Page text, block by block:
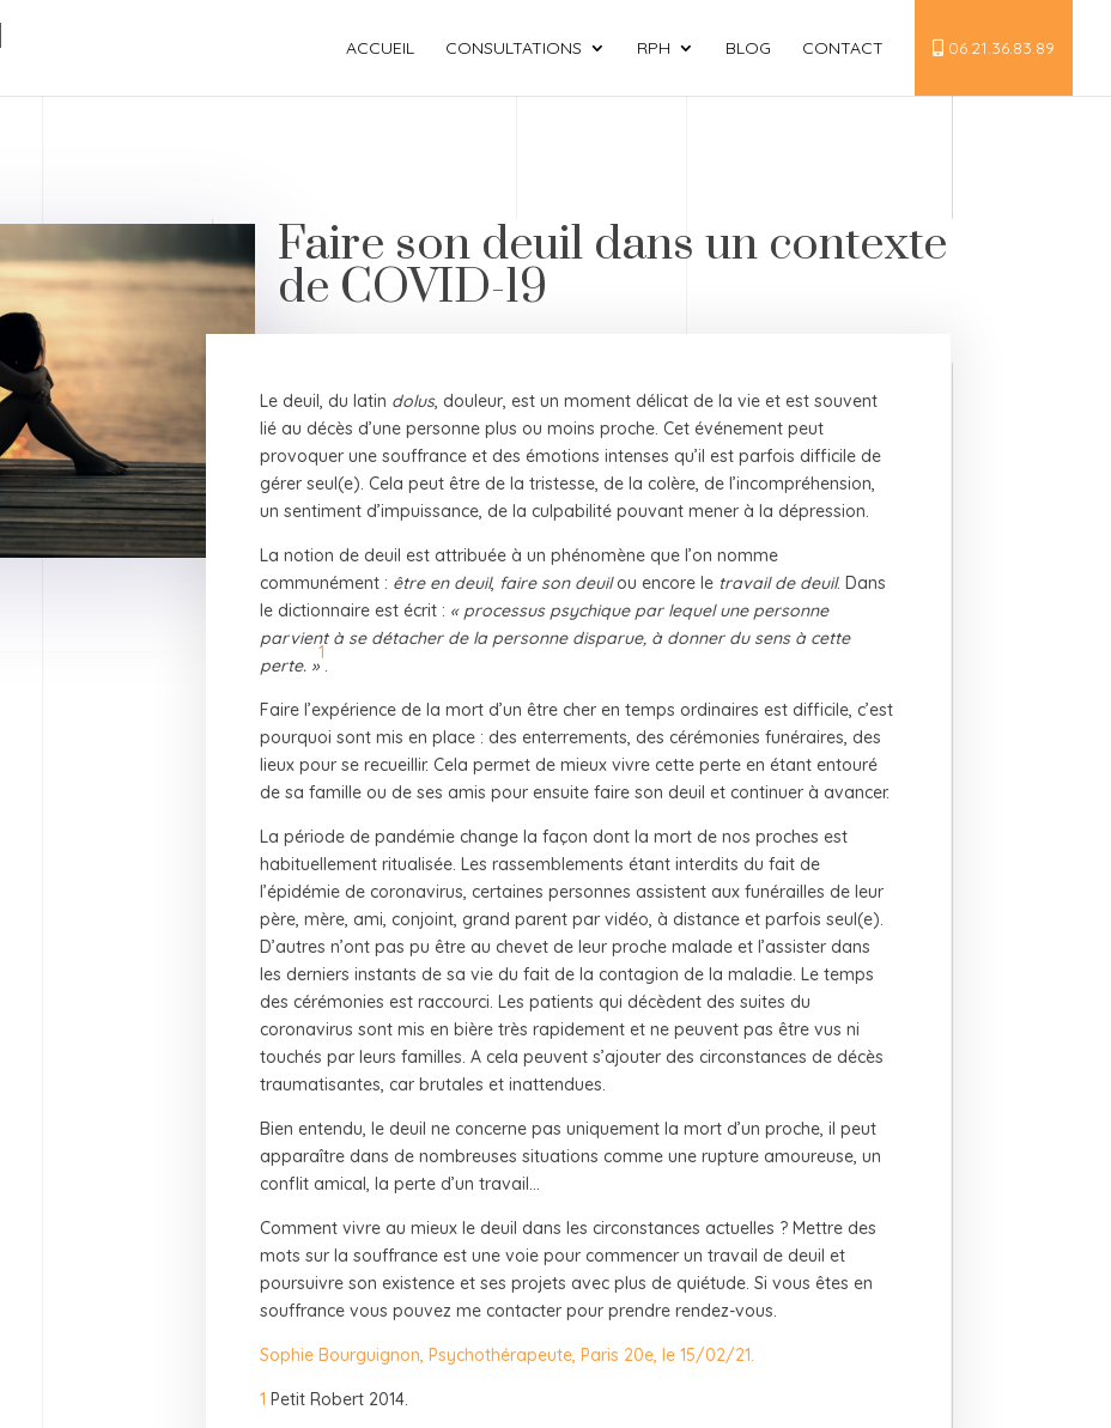
ACCUEIL CONSULTATIONS RPH BLOG CONTACT 06.21.36.83.89
Faire son deuil dans un contexte
de COVID-19
Le deuil, du latin dolus, douleur, est un moment délicat de la vie et est souvent
lié au décès d’une personne plus ou moins proche. Cet événement peut
provoquer une souffrance et des émotions intenses qu’il est parfois difficile de
gérer seul(e). Cela peut être de la tristesse, de la colère, de l’incompréhension,
un sentiment d’impuissance, de la culpabilité pouvant mener à la dépression.
La notion de deuil est attribuée à un phénomène que l’on nomme
communément : être en deuil, faire son deuilou encore le travail de deuil. Dans
le dictionnaire est écrit : « processus psychique par lequel une personne
parvient à se détacher de la personne disparue, à donner du sens à cette
perte. »
1
.
Faire l’expérience de la mort d’un être cher en temps ordinaires est difficile, c’est
pourquoi sont mis en place : des enterrements, des cérémonies funéraires, des
lieux pour se recueillir. Cela permet de mieux vivre cette perte en étant entouré
de sa famille ou de ses amis pour ensuite faire son deuil et continuer à avancer.
La période de pandémie change la façon dont la mort de nos proches est
habituellement ritualisée. Les rassemblements étant interdits du fait de
l’épidémie de coronavirus, certaines personnes assistent aux funérailles de leur
père, mère, ami, conjoint, grand parent par vidéo, à distance et parfois seul(e).
D’autres n’ont pas pu être au chevet de leur proche malade et l’assister dans
les derniers instants de sa vie du fait de la contagion de la maladie. Le temps
des cérémonies est raccourci. Les patients qui décèdent des suites du
coronavirus sont mis en bière très rapidement et ne peuvent pas être vus ni
touchés par leurs familles. A cela peuvent s’ajouter des circonstances de décès
traumatisantes, car brutales et inattendues.
Bien entendu, le deuil ne concerne pas uniquement la mort d’un proche, il peut
apparaître dans de nombreuses situations comme une rupture amoureuse, un
conflit amical, la perte d’un travail…
Comment vivre au mieux le deuil dans les circonstances actuelles ? Mettre des
mots sur la souffrance est une voie pour commencer un travail de deuil et
poursuivre son existence et ses projets avec plus de quiétude. Si vous êtes en
souffrance vous pouvez me contacter pour prendre rendez-vous.
Sophie Bourguignon, Psychothérapeute, Paris 20e, le 15/02/21.
1 Petit Robert 2014.